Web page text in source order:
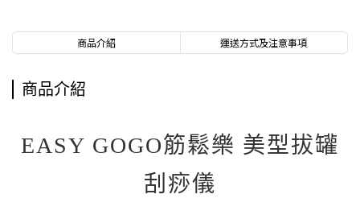
商品介紹 運送方式及注意事項
商品介紹
EASY GOGO筋鬆樂 美型拔罐
刮痧儀